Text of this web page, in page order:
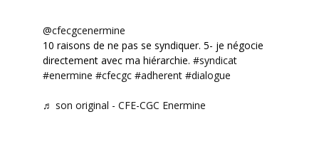
@cfecgcenermine
10 raisons de ne pas se syndiquer. 5- je négocie
directement avec ma hiérarchie. #syndicat
#enermine #cfecgc #adherent #dialogue
♬ son original - CFE-CGC Enermine